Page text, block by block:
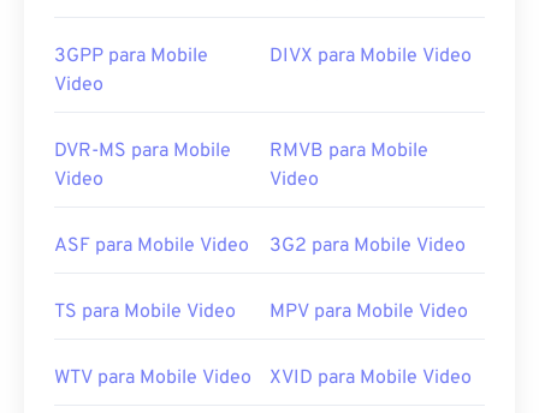
criptografados e funciona em diversas plataformas,
incluindo dispositivos móveis.
Lançamento inicial:
https://en.wikipedia.org/wiki/VOB
3GPP para Mobile
Video
DIVX para Mobile Video
DVR-MS para Mobile
Video
RMVB para Mobile
Video
ASF para Mobile Video 3G2 para Mobile Video
TS para Mobile Video MPV para Mobile Video
WTV para Mobile Video XVID para Mobile Video